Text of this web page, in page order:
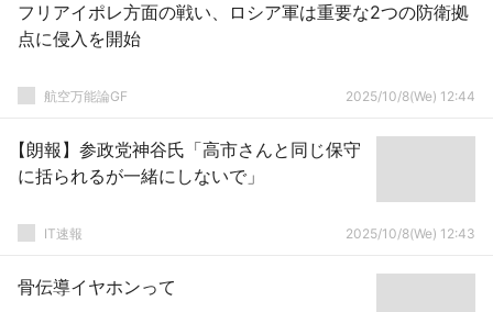
フリアイポレ方面の戦い、ロシア軍は重要な2つの防衛拠
点に侵入を開始
航空万能論GF 2025/10/8(We) 12:44
【朗報】参政党神谷氏「高市さんと同じ保守
に括られるが一緒にしないで」
IT速報 2025/10/8(We) 12:43
骨伝導イヤホンって